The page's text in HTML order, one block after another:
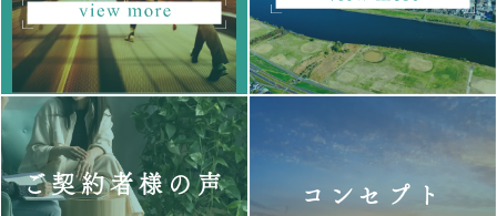
ご契約者様の声 コンセプト